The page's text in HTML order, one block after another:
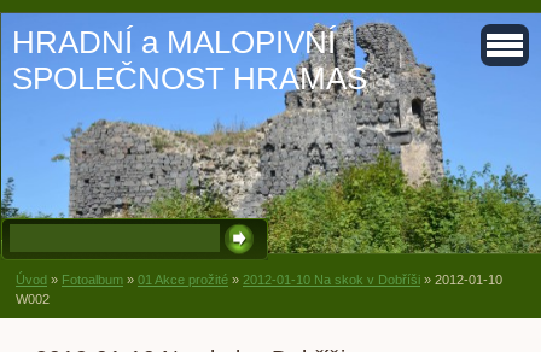
HRADNÍ a MALOPIVNÍ
SPOLEČNOST HRAMAS
Úvod » Fotoalbum » 01 Akce prožité » 2012-01-10 Na skok v Dobříši » 2012-01-10
W002